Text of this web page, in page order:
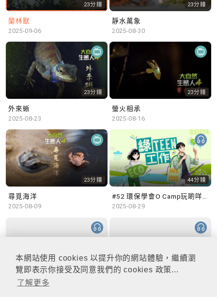
本網站使用 cookies 以提升你的網站體驗，繼續瀏
覽即表示你接受及同意我們的 cookies 政策...
了解更多
23分鐘
蘭林獸
2025-09-06
23分鐘
靜水萬象
2025-08-30
23分鐘
外來蜥
2025-08-23
23分鐘
螢火相承
2025-08-16
23分鐘
尋覓海洋
2025-08-09
44分鐘
#52 環保學會O Camp玩啲咩？ | 參與學生: Sammi、Cardi、Charles (香港科技大學 環境管理及科技學生聯會)
2025-08-29
48分鐘